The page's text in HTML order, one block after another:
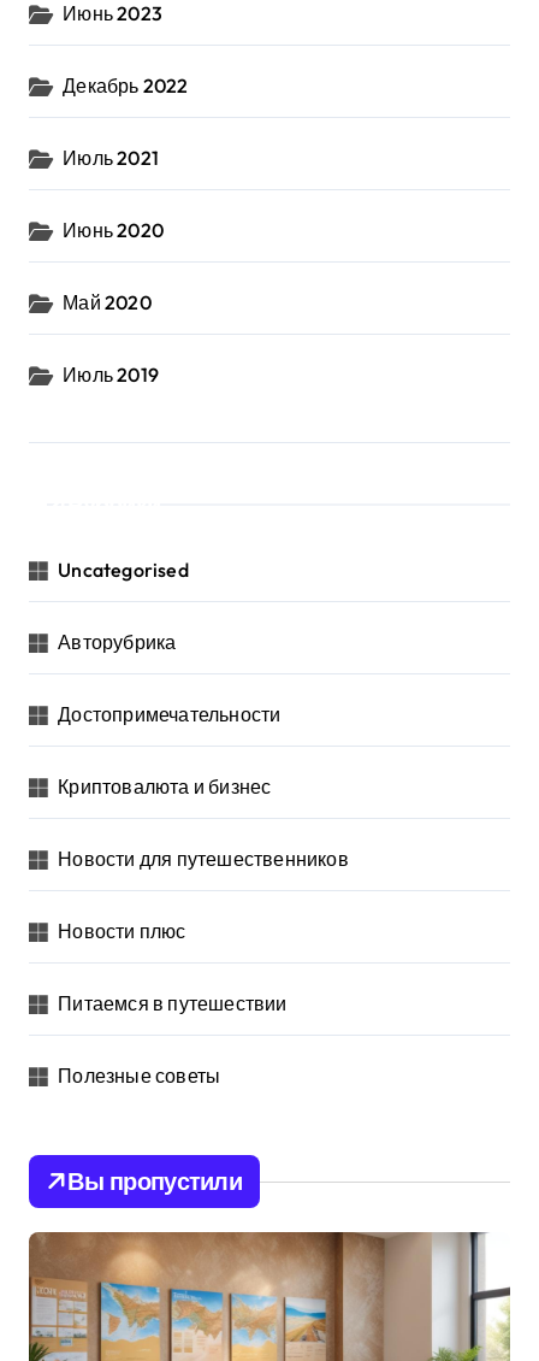
Июнь 2023
Декабрь 2022
Июль 2021
Июнь 2020
Май 2020
Июль 2019
Uncategorised
Авторубрика
Достопримечательности
Криптовалюта и бизнес
Новости для путешественников
Новости плюс
Питаемся в путешествии
Полезные советы
Вы пропустили